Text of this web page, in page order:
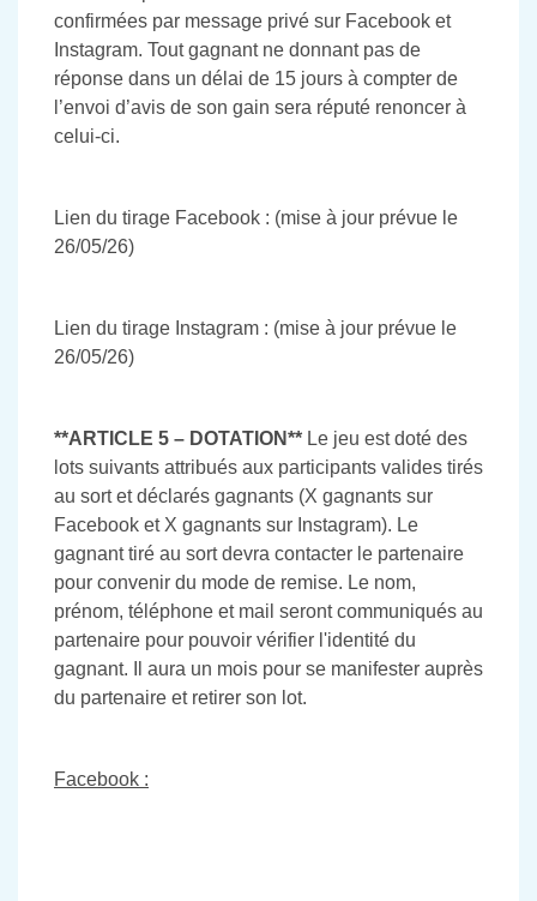
confirmées par message privé sur Facebook et
Instagram. Tout gagnant ne donnant pas de
réponse dans un délai de 15 jours à compter de
l’envoi d’avis de son gain sera réputé renoncer à
celui-ci.
Lien du tirage Facebook : (mise à jour prévue le
26/05/26)
Lien du tirage Instagram : (mise à jour prévue le
26/05/26)
**ARTICLE 5 – DOTATION** Le jeu est doté des
lots suivants attribués aux participants valides tirés
au sort et déclarés gagnants (X gagnants sur
Facebook et X gagnants sur Instagram). Le
gagnant tiré au sort devra contacter le partenaire
pour convenir du mode de remise. Le nom,
prénom, téléphone et mail seront communiqués au
partenaire pour pouvoir vérifier l'identité du
gagnant. Il aura un mois pour se manifester auprès
du partenaire et retirer son lot.
Facebook :